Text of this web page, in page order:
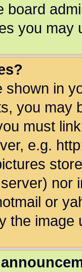
board
you may
shown in
you may
must
e.g.
nor
or
the